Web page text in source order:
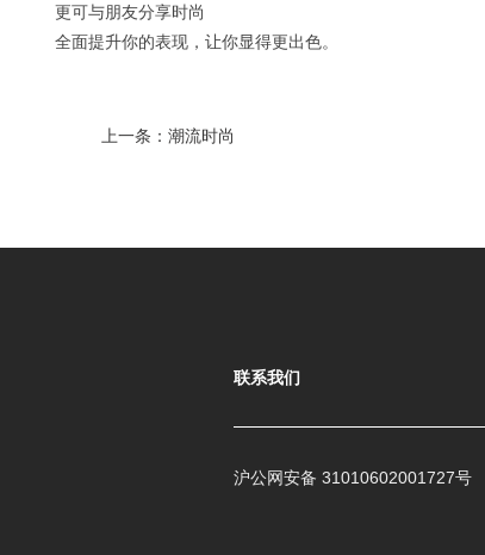
更可与朋友分享时尚
全面提升你的表现，让你显得更出色。
上一条： 潮流时尚
联系我们
沪公网安备 31010602001727号